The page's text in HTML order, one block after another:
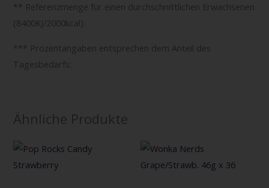
** Referenzmenge für einen durchschnittlichen Erwachsenen
(8400KJ/2000kcal):
*** Prozentangaben entsprechen dem Anteil des
Tagesbedarfs:
Ähnliche Produkte